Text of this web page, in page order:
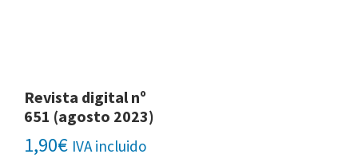
Revista digital nº
651 (agosto 2023)
1,90€ IVA incluido